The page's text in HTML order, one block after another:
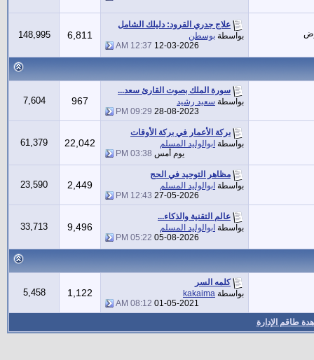
علاج جدري القرود: دليلك الشامل
بواسطة بوسطن
12-03-2026
12:37 AM
6,811
148,995
سورة الملك بصوت القارئ سعد...
بواسطة سعيد رشيد
28-08-2023
09:29 PM
967
7,604
بركة الأعمار في بركة الأوقات
بواسطة ابوالوليد المسلم
يوم أمس 03:38 PM
22,042
61,379
مظاهر التوحيد في الحج
بواسطة ابوالوليد المسلم
27-05-2026
12:43 PM
2,449
23,590
عالم التقنية والذكاء...
بواسطة ابوالوليد المسلم
05-08-2026
05:22 PM
9,496
33,713
كلمه السر
بواسطة kakaima
01-05-2021
08:12 AM
1,122
5,458
طاقم الإدارة